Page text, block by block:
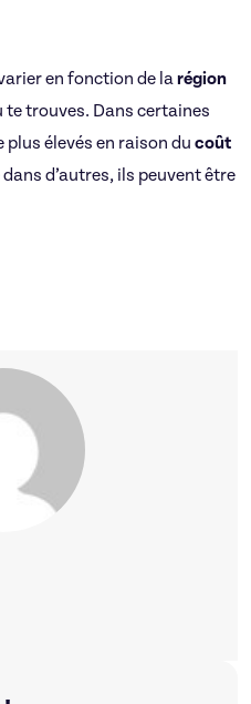
en fonction de larégion
te trouves. Dans certaines
élevés en raison du coût
d’autres, ils peuvent être